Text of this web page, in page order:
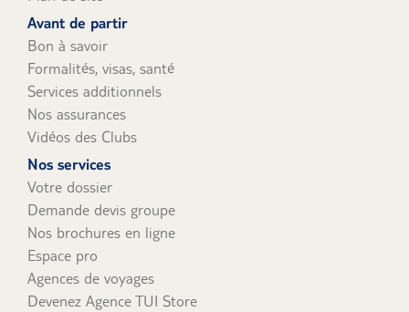
Avant de partir
Bon à savoir
Formalités, visas, santé
Services additionnels
Nos assurances
Vidéos des Clubs
Nos services
Votre dossier
Demande devis groupe
Nos brochures en ligne
Espace pro
Agences de voyages
Devenez Agence TUI Store